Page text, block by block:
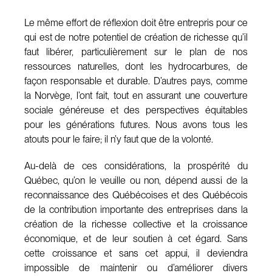
Le même effort de réflexion doit être entrepris pour ce
qui est de notre potentiel de création de richesse qu’il
faut libérer, particulièrement sur le plan de nos
ressources naturelles, dont les hydrocarbures, de
façon responsable et durable. D’autres pays, comme
la Norvège, l’ont fait, tout en assurant une couverture
sociale généreuse et des perspectives équitables
pour les générations futures. Nous avons tous les
atouts pour le faire; il n’y faut que de la volonté.
Au-delà de ces considérations, la prospérité du
Québec, qu’on le veuille ou non, dépend aussi de la
reconnaissance des Québécoises et des Québécois
de la contribution importante des entreprises dans la
création de la richesse collective et la croissance
économique, et de leur soutien à cet égard. Sans
cette croissance et sans cet appui, il deviendra
impossible de maintenir ou d’améliorer divers